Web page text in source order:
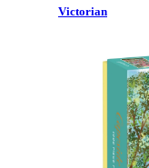
Victorian